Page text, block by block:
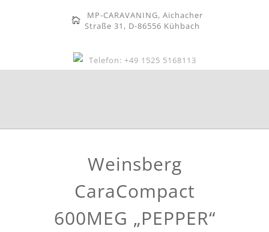
MP-CARAVANING, Aichacher
Straße 31, D-86556 Kühbach
Telefon: +49 1525 5168113
Weinsberg
CaraCompact
600MEG „PEPPER“